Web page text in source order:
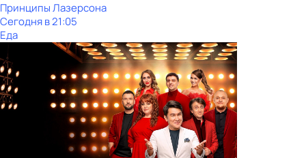
Принципы Лазерсона
Сегодня в 21:05
Еда